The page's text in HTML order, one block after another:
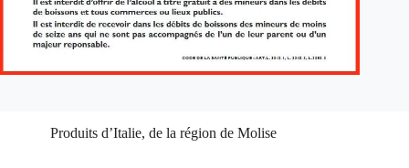
Produits d’Italie, de la région de Molise